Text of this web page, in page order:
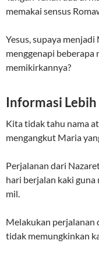
memakai sensus
Yesus, supaya
menggenapi
memikirkannya?
Informasi
Kita tidak tahu nama
mengangkut Maria
Perjalanan dari
hari berjalan kaki
mil.
Melakukan perjalanan
tidak memungkinkan